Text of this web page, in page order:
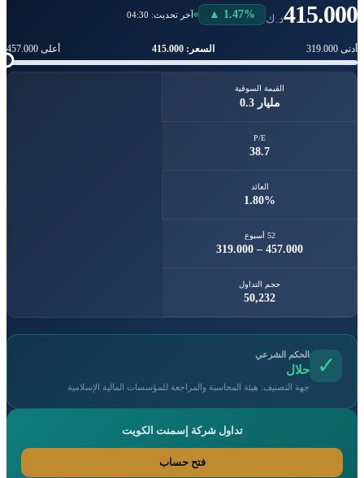
د.ك ▲ 1.47% آخر تحديث: 04:30
319.000 السعر: 415.000 أعلى 457.000
القيمة السوقية
0.3 مليار
P/E
38.7
العائد
1.80%
319.000 – 457.000
حجم التداول
50,232
✓ الحكم الشرعي
حلال
جهة التصنيف: هيئة المحاسبة والمراجعة للمؤسسات المالية الإسلامية
تداول شركة إسمنت الكويت
فتح حساب